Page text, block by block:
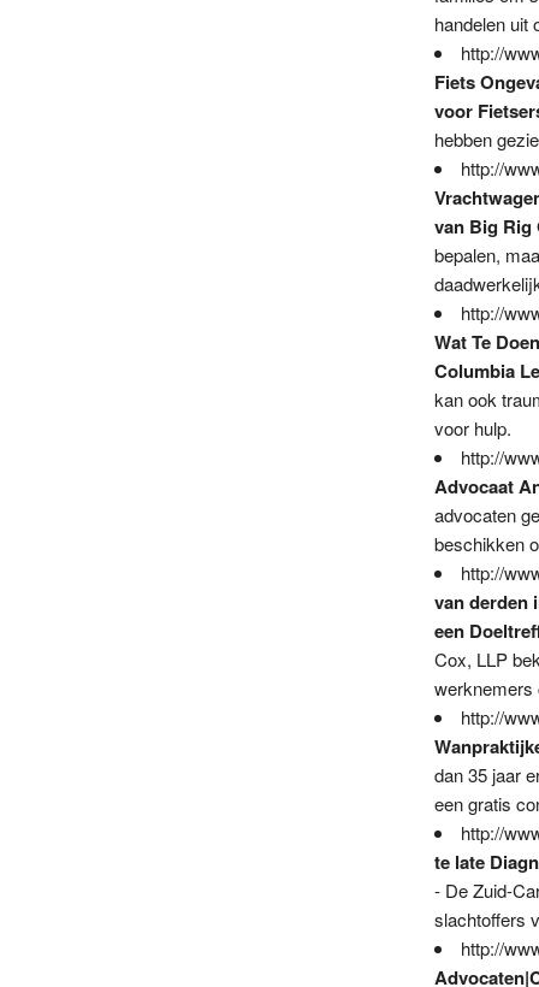
handelen uit
http://
Fiets
voor
hebben
http://
van Big Rig
bepalen,
http://
Wat Te
Columbia
kan ook
voor hulp.
http://
Advocaat
advocaten
beschikken
http://
van derden
een
Cox, LLP
werknemers
http://
dan 35 jaar
een gratis
http://
te late
- De Zuid-
slachtoffers
http://